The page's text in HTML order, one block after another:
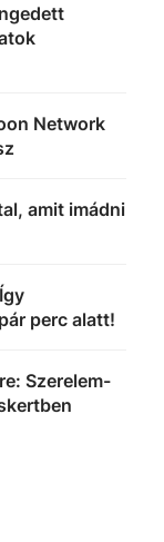
Network
amit imádni
perc alatt!
Szerelem-